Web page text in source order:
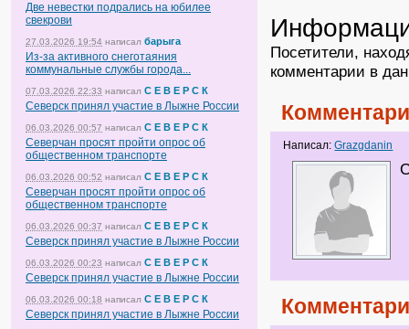
Две невестки подрались на юбилее
свекрови
27.03.2026 19:54 написал барыга
Из-за активного снеготаяния
коммунальные службы города...
07.03.2026 22:33 написал С Е В Е Р С К
Северск принял участие в Лыжне России
06.03.2026 00:57 написал С Е В Е Р С К
Северчан просят пройти опрос об
общественном транспорте
06.03.2026 00:52 написал С Е В Е Р С К
Северчан просят пройти опрос об
общественном транспорте
06.03.2026 00:37 написал С Е В Е Р С К
Северск принял участие в Лыжне России
06.03.2026 00:23 написал С Е В Е Р С К
Северск принял участие в Лыжне России
06.03.2026 00:18 написал С Е В Е Р С К
Северск принял участие в Лыжне России
Посетители,
комментарии в
Написал:Grazgdanin